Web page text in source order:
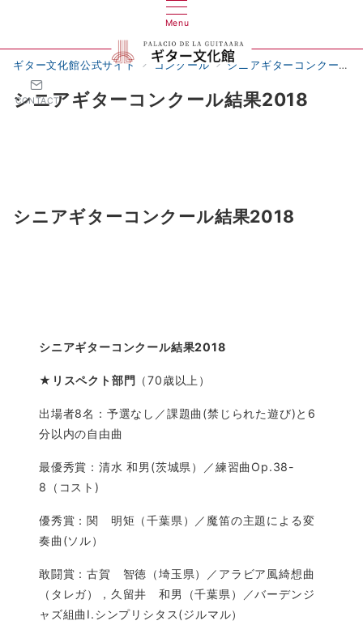
Menu
CONTACT
ギター文化館公式サイト コンクール シニアギターコンクール
シニアギターコンクール結果2018
シニアギターコンクール結果2018
シニアギターコンクール結果2018
★ リスペクト部門 （70歳以上）
出場者8名：予選なし／課題曲(禁じられた遊び)と6
分以内の自由曲
最優秀賞：清水 和男(茨城県）／練習曲Op.38-
8（コスト)
優秀賞：関 明矩（千葉県）／魔笛の主題による変
奏曲(ソル）
敢闘賞：古賀 智徳（埼玉県）／アラビア風綺想曲
（タレガ），久留井 和男（千葉県）／バーデンジ
ャズ組曲Ⅰ.シンプリシタス(ジルマル）